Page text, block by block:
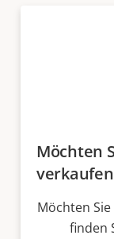
Möchten
Möchten
finden